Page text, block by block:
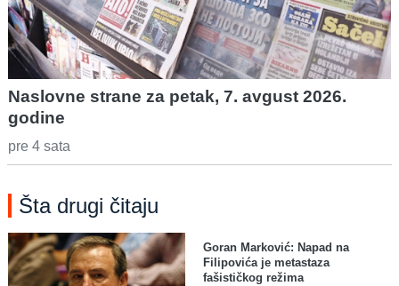
Naslovne strane za petak, 7. avgust 2026.
godine
pre 4 sata
Šta drugi čitaju
Goran Marković: Napad na
Filipovića je metastaza
fašističkog režima